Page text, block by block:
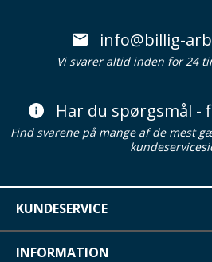
info@billig-
Vi svarer altid inden for 24
Har du spørgsmål -
Find svarene på mange af de mest
KUNDESERVICE
INFORMATION